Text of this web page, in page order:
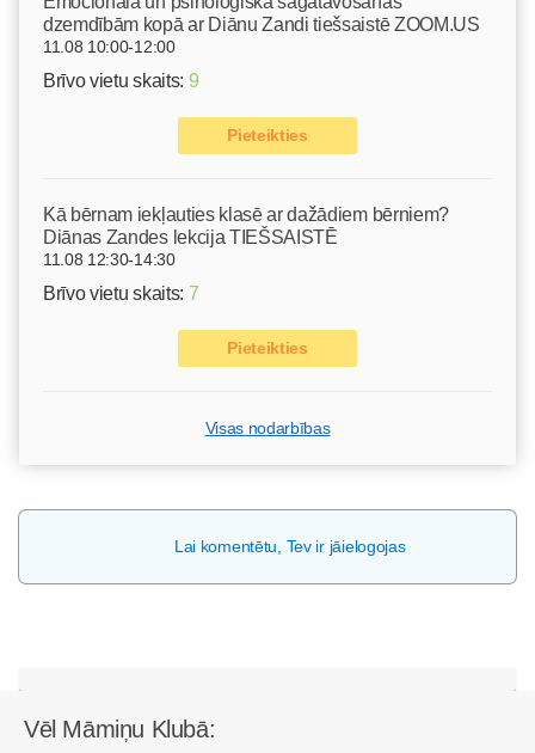
dzemdībām kopā ar Diānu Zandi tiešsaistē ZOOM.US
11.08 10:00-12:00
Brīvo vietu skaits: 9
Pieteikties
Kā bērnam iekļauties klasē ar dažādiem bērniem?
Diānas Zandes lekcija TIEŠSAISTĒ
11.08 12:30-14:30
Brīvo vietu skaits: 7
Pieteikties
Visas nodarbības
Lai komentētu, Tev ir jāielogojas
Vēl Māmiņu Klubā: